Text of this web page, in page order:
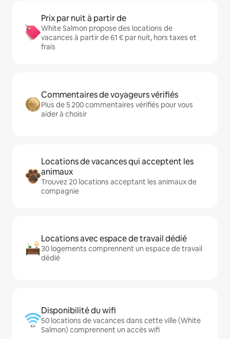
Prix par nuit à partir de
White Salmon propose des locations de
vacances à partir de 61 € par nuit, hors taxes et
frais
Commentaires de voyageurs vérifiés
Plus de 5 200 commentaires vérifiés pour vous
aider à choisir
Locations de vacances qui acceptent les
animaux
Trouvez 20 locations acceptant les animaux de
compagnie
Locations avec espace de travail dédié
30 logements comprennent un espace de travail
dédié
Disponibilité du wifi
50 locations de vacances dans cette ville (White
Salmon) comprennent un accès wifi